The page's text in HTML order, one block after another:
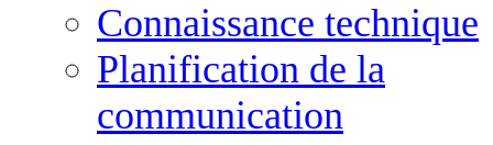
Connaissance technique
Planification de la
communication